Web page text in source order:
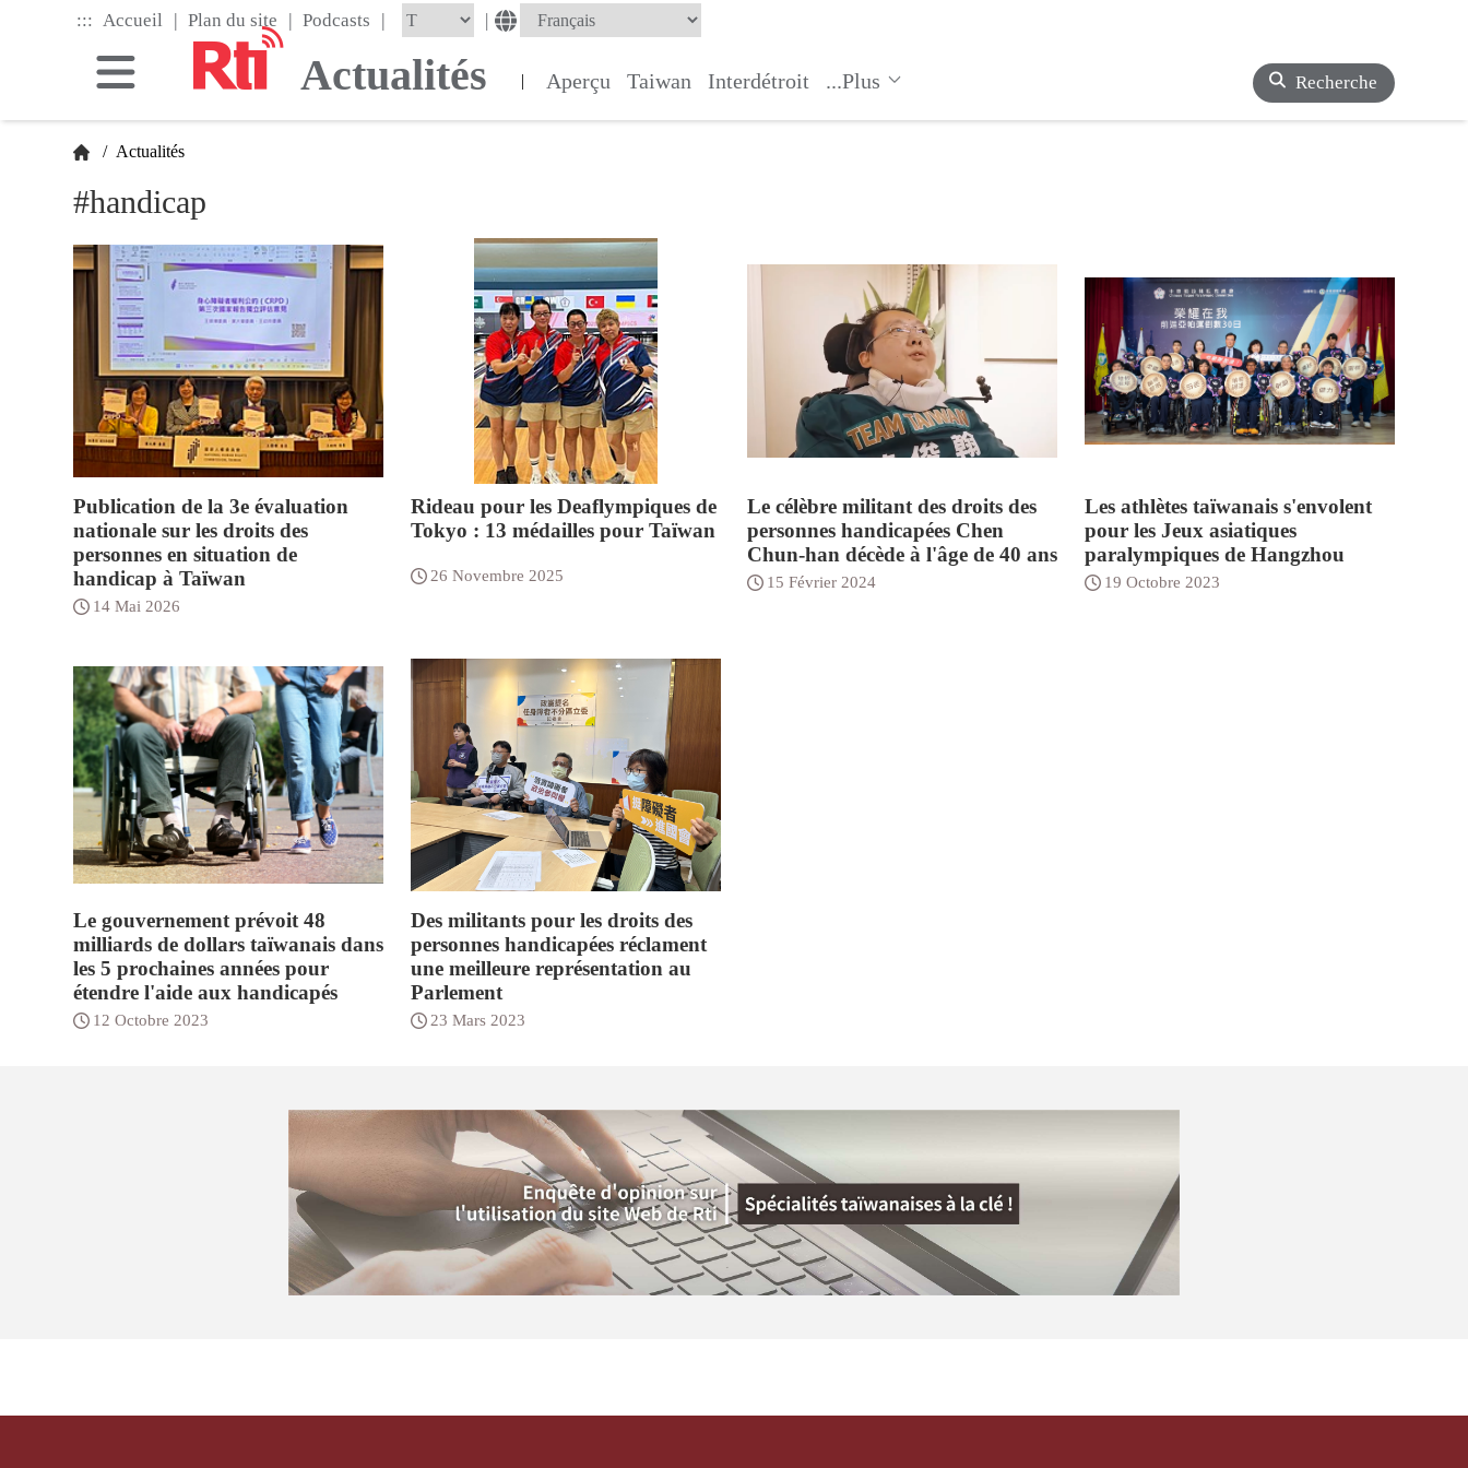
::: Accueil | Plan du site | Podcasts | |
Actualités | Aperçu Taiwan Interdétroit ...Plus Recherche
/ Actualités
#handicap
Publication de la 3e évaluation
nationale sur les droits des
personnes en situation de
handicap à Taïwan
14 Mai 2026
Rideau pour les Deaflympiques de
Tokyo : 13 médailles pour Taïwan
26 Novembre 2025
Le célèbre militant des droits des
personnes handicapées Chen
Chun-han décède à l'âge de 40 ans
15 Février 2024
Les athlètes taïwanais s'envolent
pour les Jeux asiatiques
paralympiques de Hangzhou
19 Octobre 2023
Le gouvernement prévoit 48
milliards de dollars taïwanais dans
les 5 prochaines années pour
étendre l'aide aux handicapés
12 Octobre 2023
Des militants pour les droits des
personnes handicapées réclament
une meilleure représentation au
Parlement
23 Mars 2023